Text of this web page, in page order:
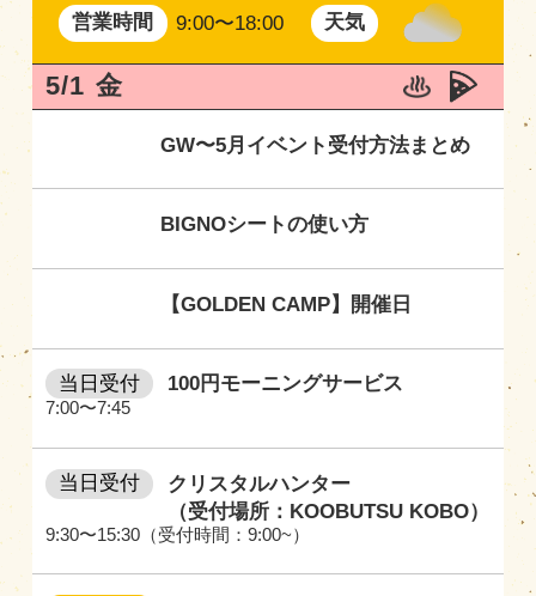
営業時間 9:00〜18:00 天気
5/1 金
GW〜5月イベント受付方法まとめ
BIGNOシートの使い方
【GOLDEN CAMP】開催日
7:00〜7:45
当日受付 100円モーニングサービス
9:30〜15:30（受付時間：9:00~）
当日受付
クリスタルハンター
（受付場所：KOOBUTSU KOBO）